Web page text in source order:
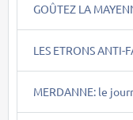
GOÛTEZ LA
LES ETRONS ANTI-
MERDANNE: le